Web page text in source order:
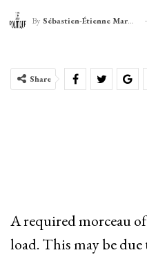
By Sébastien-Étienne Marechal
Share
A required morceau
load. This may be due